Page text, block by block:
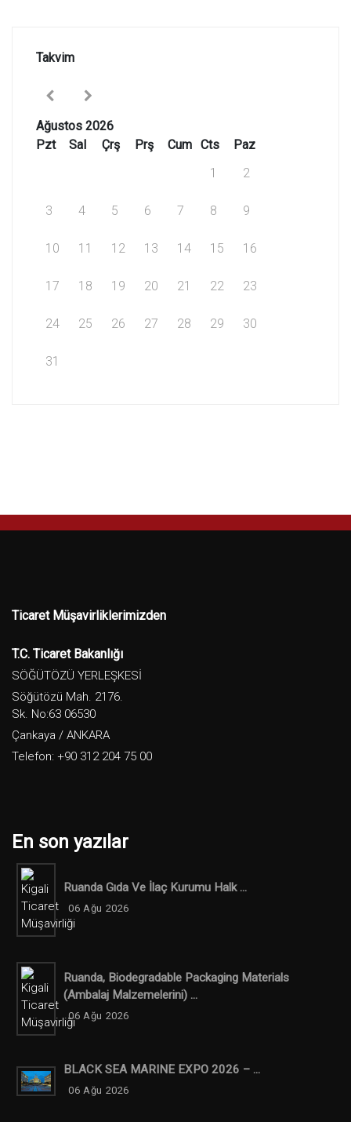
Takvim
Ağustos 2026
Pzt
Sal Çrş Prş Cum Cts
Paz
1
2
3 4 5 6 7 8 9
10 11 12 13 14 15 16
17 18 19 20 21 22 23
24 25 26 27 28 29 30
31
Ticaret Müşavirliklerimizden
T.C. Ticaret Bakanlığı
SÖĞÜTÖZÜ YERLEŞKESİ
Söğütözü Mah. 2176.
Sk. No:63 06530
Çankaya / ANKARA
Telefon: +90 312 204 75 00
En son yazılar
Ruanda Gıda Ve İlaç Kurumu Halk ...
06 Ağu 2026
Ruanda, Biodegradable Packaging Materials
(ambalaj Malzemelerini) ...
06 Ağu 2026
BLACK SEA MARINE EXPO 2026 – ...
06 Ağu 2026